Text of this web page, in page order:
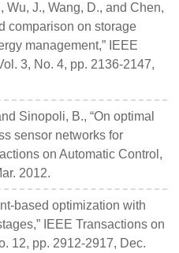
Wu, J., Wang, D., and Chen,
comparison on storage
management,” IEEE
3, No. 4, pp. 2136-2147,
Sinopoli, B., “On optimal
sensor networks for
on Automatic Control,
2012.
based optimization with
IEEE Transactions on
12, pp. 2912-2917, Dec.